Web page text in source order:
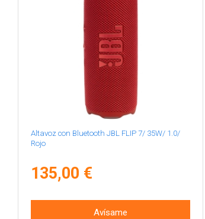
Altavoz con Bluetooth JBL FLIP 7/ 35W/ 1.0/
Rojo
135,00 €
Avísame